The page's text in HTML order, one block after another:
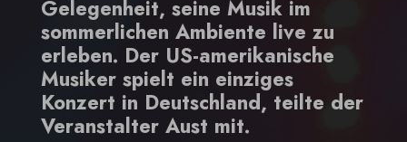
Gelegenheit, seine Musik im
sommerlichen Ambiente live zu
erleben. Der US-amerikanische
Musiker spielt ein einziges
Konzert in Deutschland, teilte der
Veranstalter Aust mit.